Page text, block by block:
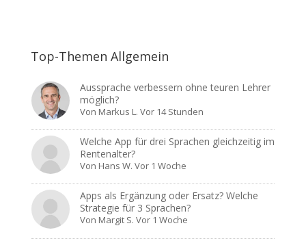
Top-Themen Allgemein
Aussprache verbessern ohne teuren Lehrer
möglich?
Von Markus L. Vor 14 Stunden
Welche App für drei Sprachen gleichzeitig im
Rentenalter?
Von Hans W. Vor 1 Woche
Apps als Ergänzung oder Ersatz? Welche
Strategie für 3 Sprachen?
Von Margit S. Vor 1 Woche